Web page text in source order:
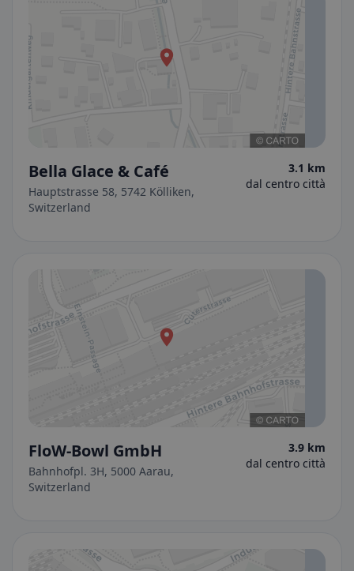
Bella Glace & Café
Hauptstrasse 58, 5742 Kölliken,
Switzerland
3.1 km
dal centro città
FloW-Bowl GmbH
Bahnhofpl. 3H, 5000 Aarau,
Switzerland
3.9 km
dal centro città